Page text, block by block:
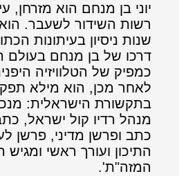
יוני בן מנחם הוא מזרחן,
רשות השידור לשעבר.
שנות ניסיון בעיתונות
דרכו של בן מנחם בעולם
כמפיק של הטלוויזיה
לאחר מכן, הוא מילא
בתקשורת הישראלית:
מנהל רדיו קול ישראל,
כתב ופרשן מדיני, פרשן
התיכון ועורך ראשי ומגיש
המזה"ת'.